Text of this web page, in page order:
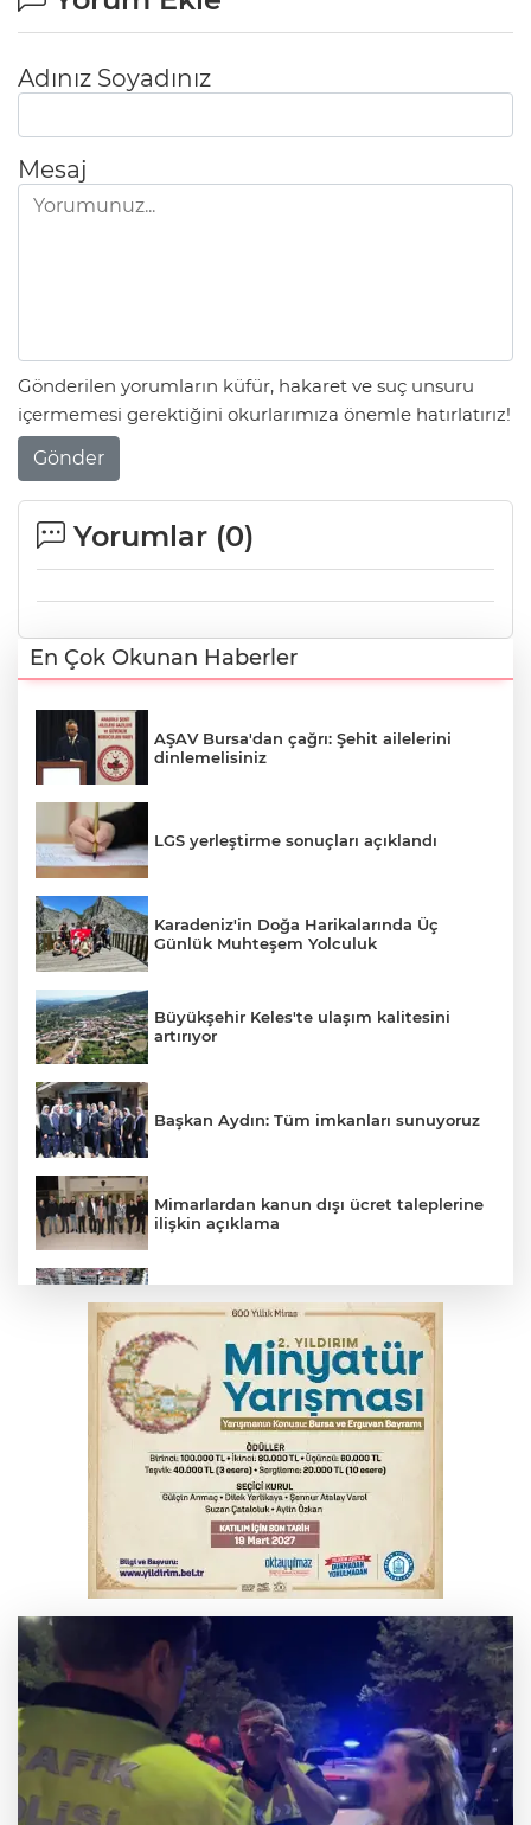
Adınız Soyadınız
Mesaj
Gönderilen yorumların küfür, hakaret ve suç unsuru
içermemesi gerektiğini okurlarımıza önemle hatırlatırız!
Gönder
Yorumlar (0)
En Çok Okunan Haberler
AŞAV Bursa'dan çağrı: Şehit ailelerini
dinlemelisiniz
LGS yerleştirme sonuçları açıklandı
Karadeniz'in Doğa Harikalarında Üç
Günlük Muhteşem Yolculuk
Büyükşehir Keles'te ulaşım kalitesini
artırıyor
Başkan Aydın: Tüm imkanları sunuyoruz
Mimarlardan kanun dışı ücret taleplerine
ilişkin açıklama
Başkan Dalgıç: Denizler halkındır
Bursa'da kontrolden çıkan araç orta
refüje çıktı
Bursa'da tavuk çiftliğinde yangın
Bursa'da akıma kapılan mühendis ağır
yaralandı